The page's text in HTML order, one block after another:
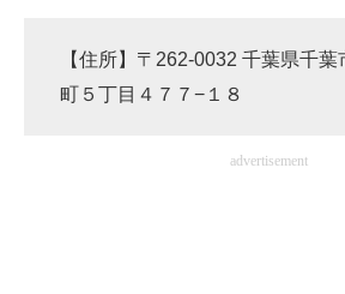
【住所】〒262-0032 千葉県千
町５丁目４７７−１８
advertisement